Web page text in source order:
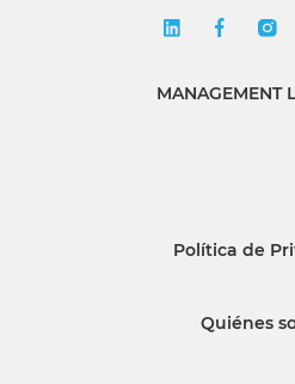
MANAGEMENT
Política de
Quiénes